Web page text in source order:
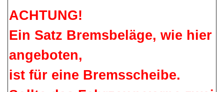
ACHTUNG!
Ein Satz Bremsbeläge, wie hier
angeboten,
ist für eine Bremsscheibe.